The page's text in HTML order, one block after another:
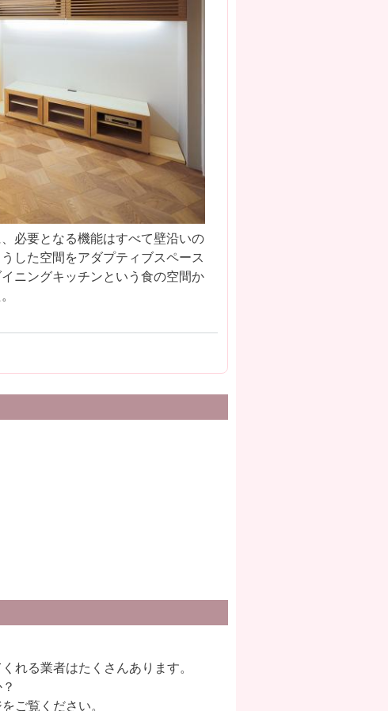
必要となる機能はすべて壁沿いの
した空間をアダプティブスペース
ニングキッチンという食の空間か
れる業者はたくさんあります。
ご覧ください。